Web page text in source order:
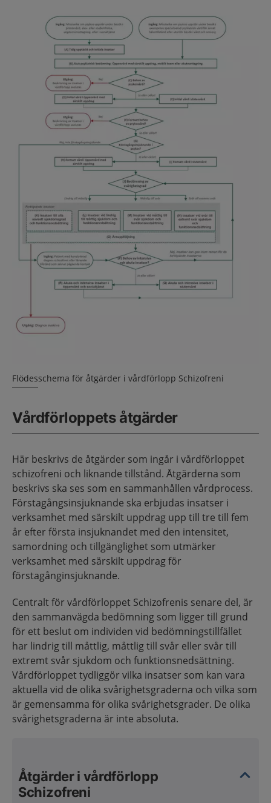
Flödesschema för åtgärder i vårdförlopp Schizofreni
Vårdförloppets åtgärder
Här beskrivs de åtgärder som ingår i vårdförloppet
schizofreni och liknande tillstånd. Åtgärderna som
beskrivs ska ses som en sammanhållen vårdprocess.
Förstagångsinsjuknande ska erbjudas insatser i
verksamhet med särskilt uppdrag upp till tre till fem
år efter första insjuknandet med den intensitet,
samordning och tillgänglighet som utmärker
verksamhet med särskilt uppdrag för
förstagånginsjuknande.
Centralt för vårdförloppet Schizofrenis senare del, är
den sammanvägda bedömning som ligger till grund
för ett beslut om individen vid bedömningstillfället
har lindrig till måttlig, måttlig till svår eller svår till
extremt svår sjukdom och funktionsnedsättning.
Vårdförloppet tydliggör vilka insatser som kan vara
aktuella vid de olika svårighetsgraderna och vilka som
är gemensamma för olika svårighetsgrader. De olika
svårighetsgraderna är inte absoluta.
Åtgärder i vårdförlopp
Schizofreni